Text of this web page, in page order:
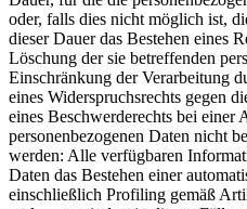
oder, falls dies nicht möglich ist,
dieser Dauer das Bestehen eines
Löschung der sie betreffenden
Einschränkung der Verarbeitung
eines Widerspruchsrechts gegen
eines Beschwerderechts bei einer
personenbezogenen Daten nicht
werden: Alle verfügbaren
Daten das Bestehen einer
einschließlich Profiling gemäß